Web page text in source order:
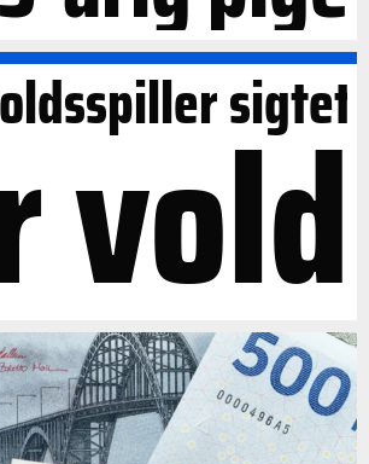
sigtet
vold